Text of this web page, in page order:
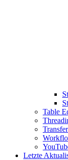
Table
Letzte